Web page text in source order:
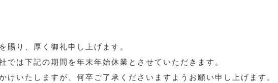
賜り、厚く御礼申し上げます。
では下記の期間を年末年始休業とさせていただきます。
けいたしますが、何卒ご了承くださいますようお願い申し上げます。